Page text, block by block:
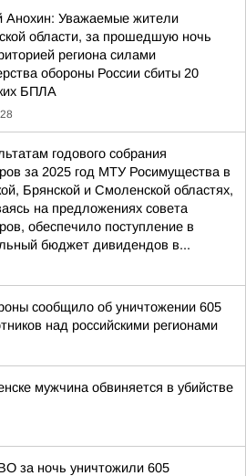
Анохин: Уважаемые жители
области, за прошедшую ночь
региона силами
обороны России сбиты 20
БПЛА
годового собрания
за 2025 год МТУ Росимущества в
Брянской и Смоленской областях,
на предложениях совета
обеспечило поступление в
бюджет дивидендов в...
сообщило об уничтожении 605
над российскими регионами
мужчина обвиняется в убийстве
за ночь уничтожили 605